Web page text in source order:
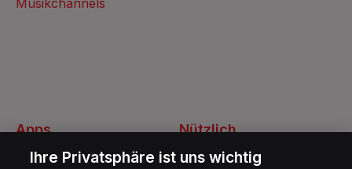
Musikchannels
Nützlich
Kontakt
Apps
Energy Radio App
Ihre Privatsphäre ist uns wichtig